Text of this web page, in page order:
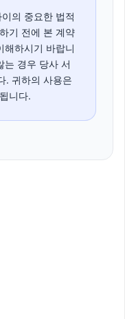
의 중요한 법적
기 전에 본 계약
해하시기 바랍니
는 경우 당사 서
. 귀하의 사용은
니다.